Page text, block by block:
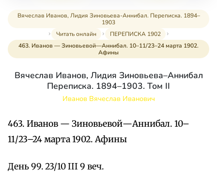
Вячеслав Иванов, Лидия Зиновьева-Аннибал. Переписка. 1894–
1903
Читать онлайн
ПЕРЕПИСКА 1902
463. Иванов — Зиновьевой—Аннибал. 10–11/23–24 марта 1902.
Афины
Вячеслав Иванов, Лидия Зиновьева–Аннибал
Переписка. 1894–1903. Том II
Иванов Вячеслав Иванович
463. Иванов — Зиновьевой—Аннибал. 10–
11/23–24 марта 1902. Афины
День 99. 23/10 III 9 веч.